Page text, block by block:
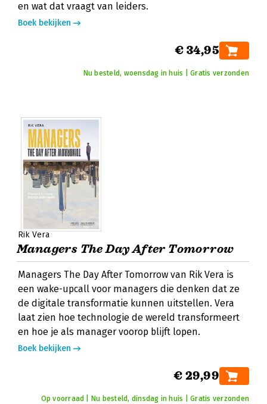
en wat dat vraagt van leiders.
Boek bekijken
€ 34,95
Nu besteld, woensdag in huis | Gratis verzonden
Rik Vera
Managers The Day After Tomorrow
Managers The Day After Tomorrow van Rik Vera is
een wake-upcall voor managers die denken dat ze
de digitale transformatie kunnen uitstellen. Vera
laat zien hoe technologie de wereld transformeert
en hoe je als manager voorop blijft lopen.
Boek bekijken
€ 29,99
Op voorraad | Nu besteld, dinsdag in huis | Gratis verzonden